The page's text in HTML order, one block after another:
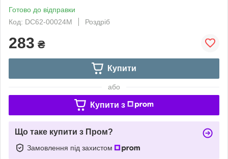
Готово до відправки
Код: DC62-00024M
Роздріб
283 ₴
Купити
або
Купити з
Що таке купити з Пром?
Замовлення під захистом